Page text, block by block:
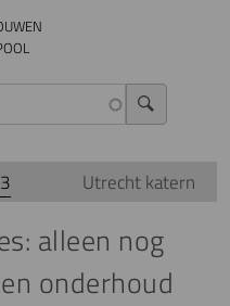
Utrecht katern
alleen nog
onderhoud